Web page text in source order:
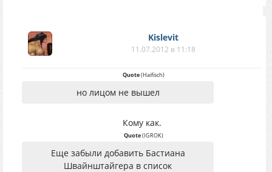
Kislevit
11.07.2012 в 11:18
Quote(Haifisch)
но лицом не вышел
Кому как.
Quote(IGROK)
Еще забыли добавить Бастиана
Швайнштайгера в список